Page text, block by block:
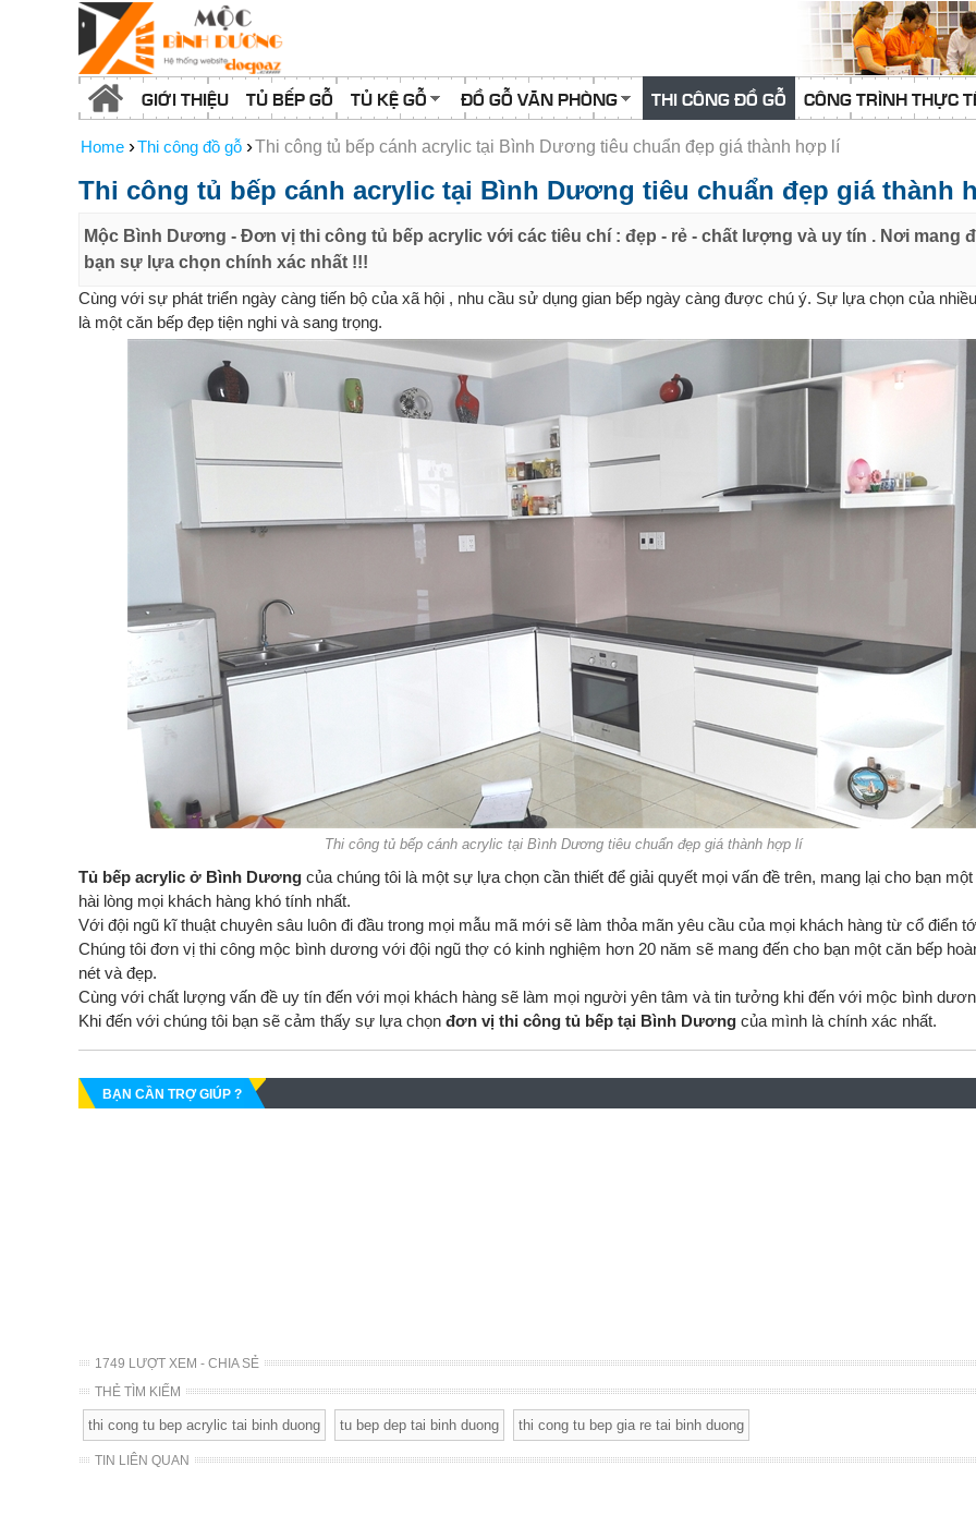
GIỚI THIỆU TỦ BẾP GỖ TỦ KỆ GỖ ĐỒ GỖ VĂN PHÒNG THI CÔNG ĐỒ GỖ CÔNG TRÌNH THỰC
Home ›Thi công đồ gỗ ›Thi công tủ bếp cánh acrylic tại Bình Dương tiêu chuẩn đẹp giá thành hợp lí
Thi công tủ bếp cánh acrylic tại Bình Dương tiêu chuẩn đẹp giá thành
Mộc Bình Dương - Đơn vị thi công tủ bếp acrylic với các tiêu chí : đẹp - rẻ - chất lượng và uy tín . Nơi mang
bạn sự lựa chọn chính xác nhất !!!
Cùng với sự phát triển ngày càng tiến bộ của xã hội , nhu cầu sử dụng gian bếp ngày càng được chú ý. Sự lựa chọn của
là một căn bếp đẹp tiện nghi và sang trọng.
Thi công tủ bếp cánh acrylic tại Bình Dương tiêu chuẩn đẹp giá thành hợp lí
Tủ bếp acrylic ở Bình Dương của chúng tôi là một sự lựa chọn cần thiết để giải quyết mọi vấn đề trên, mang lại cho bạn một
hài lòng mọi khách hàng khó tính nhất.
Với đội ngũ kĩ thuật chuyên sâu luôn đi đầu trong mọi mẫu mã mới sẽ làm thỏa mãn yêu cầu của mọi khách hàng từ cổ điển
Chúng tôi đơn vị thi công mộc bình dương với đội ngũ thợ có kinh nghiệm hơn 20 năm sẽ mang đến cho bạn một căn bếp
nét và đẹp.
Cùng với chất lượng vấn đề uy tín đến với mọi khách hàng sẽ làm mọi người yên tâm và tin tưởng khi đến với mộc bình
Khi đến với chúng tôi bạn sẽ cảm thấy sự lựa chọn đơn vị thi công tủ bếp tại Bình Dương của mình là chính xác nhất.
BẠN CẦN TRỢ GIÚP ?
1749 LƯỢT XEM - CHIA SẺ
THẺ TÌM KIẾM
thi cong tu bep acrylic tai binh duong tu bep dep tai binh duong thi cong tu bep gia re tai binh duong
TIN LIÊN QUAN